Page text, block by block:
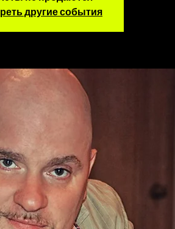
другие события